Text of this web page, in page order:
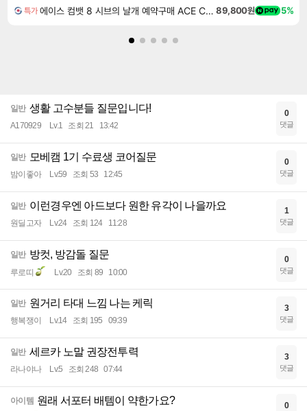
특가 에이스 컴뱃 8 시브의 날개 예약구매 ACE COMBAT 8 WINGS OF THEVE 89,800원 5%
일반 생활 고수분들 질문입니다!
A170929 Lv.1 조회 21 13:42
0
댓글
일반 모베캠 1기 수료생 코어질문
밤이좋아 Lv.59 조회 53 12:45
0
댓글
일반 이런경우엔 아드보다 원한 유각이 나을까요
원딜고자 Lv.24 조회 124 11:28
1
댓글
일반 방컷, 방감돌 질문
루로띠 Lv.20 조회 89 10:00
0
댓글
일반 원거리 타대 느낌 나는 케릭
행복쟁이 Lv.14 조회 195 09:39
3
댓글
일반 세르카 노말 권장전투력
라나야나 Lv.5 조회 248 07:44
3
댓글
아이템 원래 서포터 배템이 약한가요? 0